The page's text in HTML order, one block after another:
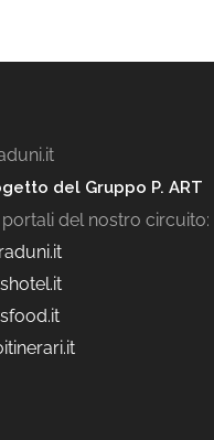
del Gruppo P. ART
portali del nostro circuito: